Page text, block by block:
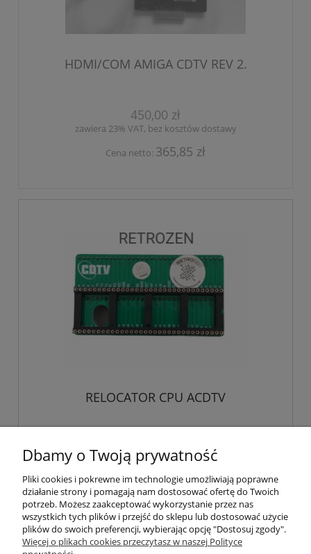
HDMI/COM AMIGA CDTV REV 2.
450,00 zł
zawiera 23% VAT, bez kosztów dostawy
Cena netto: 365,85 zł
RELOCATOR CPU ACDTV
zawiera 23% VAT, bez kosztów dostawy
Cena netto:34,15 zł
do koszyka
Dbamy o Twoją prywatność
Pliki cookies i pokrewne im technologie umożliwiają poprawne
działanie strony i pomagają nam dostosować ofertę do Twoich
potrzeb. Możesz zaakceptować wykorzystanie przez nas
wszystkich tych plików i przejść do sklepu lub dostosować użycie
plików do swoich preferencji, wybierając opcję "Dostosuj zgody".
Więcej o plikach cookies przeczytasz w naszej Polityce